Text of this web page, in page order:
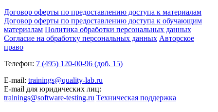
Договор оферты по предоставлению доступа к материалам
Договор оферты по предоставлению доступа к обучающим
материалам Политика обработки персональных данных
Согласие на обработку персональных данных Авторское
право
Телефон: 7 (495) 120-00-96 (доб. 15)
E-mail: trainings@quality-lab.ru
E-mail для юридических лиц:
trainings@software-testing.ru Техническая поддержка